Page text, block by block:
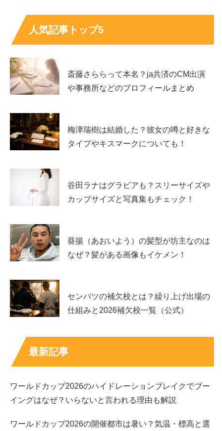
RIZINガールのコスチュームに身を包んだ荒井つかささん
の姿が待ち遠しいですね！
荒井つかさは結婚してる？
人気記事トップ5
斎藤さららって本名？ja共済のCM出演
や事務所などのプロフィールまとめ
梅津瑞樹は結婚した？彼女の噂と好きな
タイプやキスマークについても！
谷田ラナはグラビアも？スリーサイズや
カップサイズと写真集もチェック！
葵揚（あおいよう）の髪型が坊主なのは
なぜ？髪がある画像もイケメン！
センバツの補欠校とは？繰り上げ出場の
仕組みと2026補欠校一覧（公式）
最新記事
ワールドカップ2026のハイドレーションブレイクでブー
イングはなぜ？いらないと言われる理由も解説
ワールドカップ2026の開催都市は暑い？気温・標高と選